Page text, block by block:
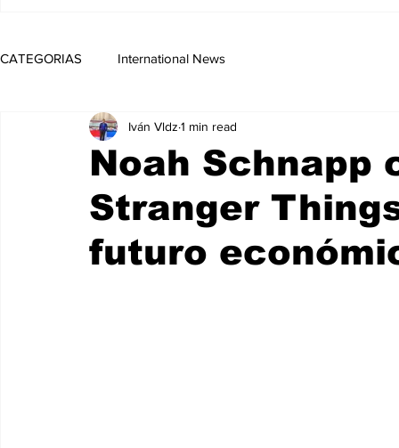
CATEGORIAS International News
Noah Schnapp
Stranger
futuro
Iván Vldz 1 min read